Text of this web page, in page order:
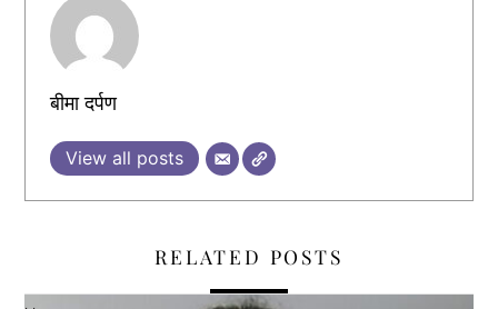
बीमा दर्पण
View all posts
RELATED POSTS